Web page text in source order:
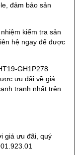
đảm bảo sản
kiểm tra sản
hệ ngay để được
GH1P278
ưu đãi về giá
tranh nhất trên
giá ưu đãi, quý